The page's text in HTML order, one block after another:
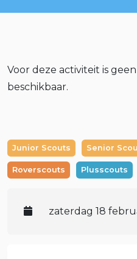
Voor deze activiteit is
beschikbaar.
Junior Scouts Senior
Roverscouts Plusscouts
zaterdag 18